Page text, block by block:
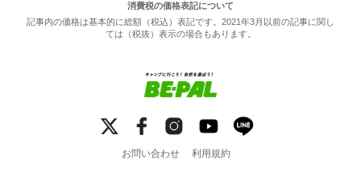
消費税の価格表記について
記事内の価格は基本的に総額（税込）表記です。2021年3月以前の記事に関し
ては（税抜）表示の場合もあります。
お問い合わせ 利用規約